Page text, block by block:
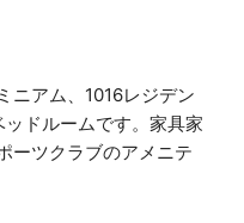
ニアム、1016レジデン
ドルームです。家具家
ーツクラブのアメニテ